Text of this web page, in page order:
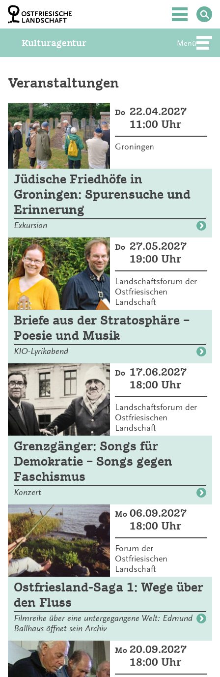
a
Hauptmenü
Kulturagentur Menü
Veranstaltungen
Do 22.04.2027
11:00 Uhr
Groningen
Jüdische Friedhöfe in
Groningen: Spurensuche und
Erinnerung
Exkursion
Do 27.05.2027
19:00 Uhr
Landschaftsforum der
Ostfriesischen
Landschaft
Briefe aus der Stratosphäre –
Poesie und Musik
KIO-Lyrikabend
Do 17.06.2027
18:00 Uhr
Landschaftsforum der
Ostfriesischen
Landschaft
Grenzgänger: Songs für
Demokratie – Songs gegen
Faschismus
Konzert
Mo 06.09.2027
18:00 Uhr
Forum der
Ostfriesischen
Landschaft
Ostfriesland-Saga 1: Wege über
den Fluss
Filmreihe über eine untergegangene Welt: Edmund
Ballhaus öffnet sein Archiv
Mo 20.09.2027
18:00 Uhr